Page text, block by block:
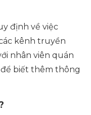
định về việc
kênh truyền
nhân viên quán
để biết thêm thông